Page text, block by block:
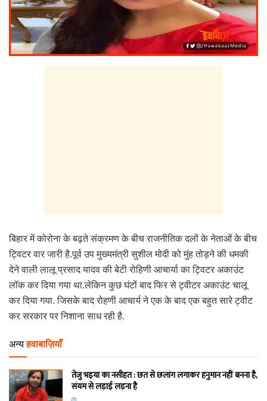
बिहार में कोरोना के बढ़ते संक्रमण के बीच राजनीतिक दलों के नेताओं के बीच
ट्विटर वार जारी है.पूर्व उप मुख्यमंत्री सुशील मोदी को मुंह तोड़ने की धमकी
देने वाली लालू प्रसाद यादव की बेटी रोहिणी आचार्या का ट्विटर अकाउंट
लॉक कर दिया गया था.लेकिन कुछ घंटों बाद फिर से ट्वीटर अकाउंट चालू
कर दिया गया. जिसके बाद रोहणी आचार्य ने एक के बाद एक बहुत सारे ट्वीट
कर सरकार पर निशाना साध रही है.
अन्य हवाबाज़ियाँ
तेजु भइया का नसीहत : छत से छलांग लगाकर हनुमान नहीं बनना है,
संयम से लड़ाई लड़ना है